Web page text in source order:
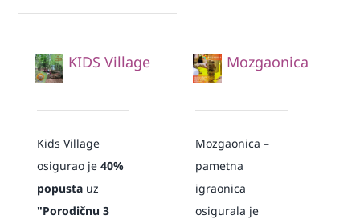
KIDS Village
Kids Village
osigurao je40%
popustauz
"Porodičnu 3
Mozgaonica
Mozgaonica –
pametna
igraonica
osigurala je